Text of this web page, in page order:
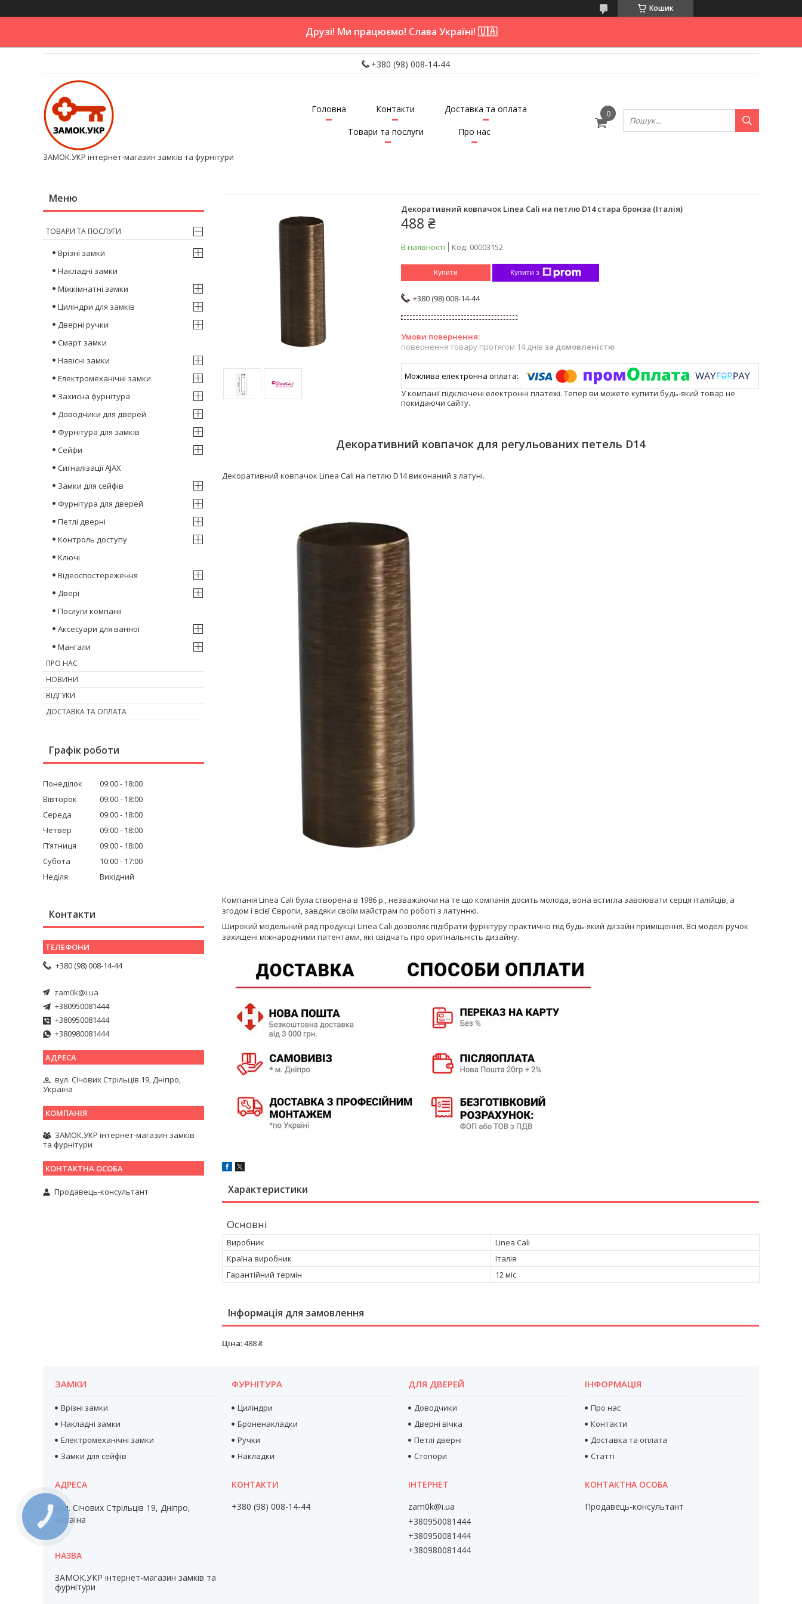
Кошик
Друзі! Ми працюємо! Слава Україні! 🇺🇦
+380 (98) 008-14-44
ЗАМОК.УКР інтернет-магазин замків та фурнітури
Головна Контакти
Доставка та оплата
Товари та послуги
Про нас
Декоративний ковпачок Linea Cali на петлю D14 стара бронза (Італія)
488 ₴
В наявності Код: 00003152
Купити Купити з
+380 (98) 008-14-44
повернення товару протягом 14 днів за домовленістю
У компанії підключені електронні платежі. Тепер ви можете купити будь-який товар не
покидаючи сайту.
Декоративний ковпачок для регульованих петель D14
Декоративний ковпачок Linea Cali на петлю D14 виконаний з латуні.
Компанія Linea Cali була створена в 1986 р., незважаючи на те що компанія досить молода, вона встигла завоювати серця італійців, а
згодом і всієї Європи, завдяки своїм майстрам по роботі з латунню.
Широкий модельний ряд продукції Linea Cali дозволяє підібрати фурнітуру практично під будь-який дизайн приміщення. Всі моделі ручок
захищені міжнародними патентами, які свідчать про оригінальність дизайну.
Характеристики
Основні
Виробник
Linea Cali
Країна виробник
Італія
Гарантійний термін
12 міс
Інформація для замовлення
Ціна:488 ₴
ТОВАРИ ТА ПОСЛУГИ
Врізні замки
Накладні замки
Міжкімнатні замки
Циліндри для замків
Дверні ручки
Смарт замки
Навісні замки
Електромеханічні замки
Захисна фурнітура
Доводчики для дверей
Фурнітура для замків
Сейфи
Сигналізації AJAX
Замки для сейфів
Фурнітура для дверей
Петлі дверні
Контроль доступу
Ключі
Відеоспостереження
Двері
Послуги компанії
Аксесуари для ванної
Мангали
ПРО НАС
НОВИНИ
ВІДГУКИ
ДОСТАВКА ТА ОПЛАТА
Графік роботи
Понеділок 09:00
18:00
Вівторок
09:00
18:00
Середа
09:00
18:00
Четвер
09:00
18:00
Пʼятниця
09:00
18:00
Субота
10:00
17:00
Неділя
Вихідний
Контакти
+380 (98) 008-14-44
zam0k@i.ua
+380950081444
+380950081444
+380980081444
вул. Січових Стрільців 19, Дніпро,
Україна
ЗАМОК.УКР інтернет-магазин замків
та фурнітури
Продавець-консультант
ЗАМКИ
Врізні замки
Накладні замки
Електромеханічні замки
Замки для сейфів
ФУРНІТУРА
Циліндри
Броненакладки
Ручки
Накладки
ДЛЯ ДВЕРЕЙ
Доводчики
Дверні вічка
Петлі дверні
Стопори
ІНФОРМАЦІЯ
Про нас
Контакти
Доставка та оплата
Статті
вул. Січових Стрільців 19, Дніпро,
Україна
ЗАМОК.УКР інтернет-магазин замків та
фурнітури
+380 (98) 008-14-44
zam0k@i.ua
+380950081444
+380950081444
+380980081444
Продавець-консультант